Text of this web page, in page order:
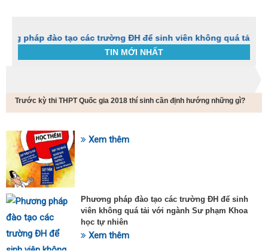
đào tạo các trường ĐH để sinh viên không quá tải với ngành
TIN MỚI NHẤT
Trước kỳ thi THPT Quốc gia 2018 thí sinh cần định hướng những gì?
SỰ KIỆN HOT Xem thêm
Phương pháp đào tạo các trường ĐH để sinh
viên không quá tải với ngành Sư phạm Khoa
học tự nhiên
Xem thêm